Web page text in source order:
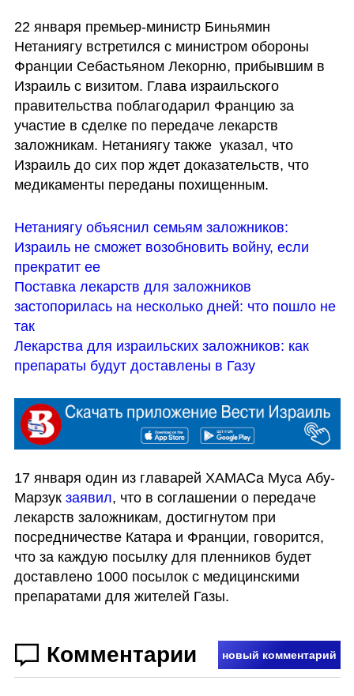
22 января премьер-министр Биньямин
Нетаниягу встретился с министром обороны
Франции Себастьяном Лекорню, прибывшим в
Израиль с визитом. Глава израильского
правительства поблагодарил Францию за
участие в сделке по передаче лекарств
заложникам. Нетаниягу также  указал, что
Израиль до сих пор ждет доказательств, что
медикаменты переданы похищенным.
Нетаниягу объяснил семьям заложников:
Израиль не сможет возобновить войну, если
прекратит ее
Поставка лекарств для заложников
застопорилась на несколько дней: что пошло не
так
Лекарства для израильских заложников: как
препараты будут доставлены в Газу
17 января один из главарей ХАМАСа Муса Абу-
Марзук заявил, что в соглашении о передаче
лекарств заложникам, достигнутом при
посредничестве Катара и Франции, говорится,
что за каждую посылку для пленников будет
доставлено 1000 посылок с медицинскими
препаратами для жителей Газы.
Комментарии новый комментарий